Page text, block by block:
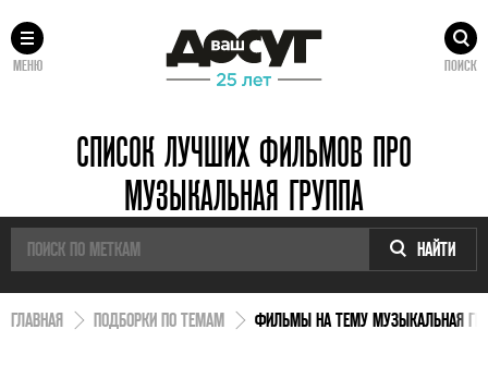
МЕНЮ ПОИСК
СПИСОК ЛУЧШИХ ФИЛЬМОВ ПРО
МУЗЫКАЛЬНАЯ ГРУППА
НАЙТИ
ГЛАВНАЯ ПОДБОРКИ ПО ТЕМАМ ФИЛЬМЫ НА ТЕМУ МУЗЫКАЛЬНАЯ